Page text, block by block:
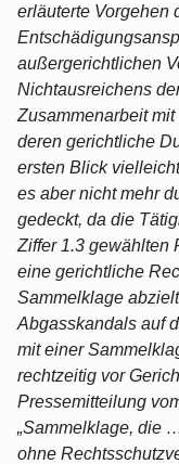
erläuterte Vorgehen
außergerichtlichen
Nichtausreichens
Zusammenarbeit
deren gerichtliche
ersten Blick
es aber nicht mehr
gedeckt, da die
Ziffer 1.3 gewählten
eine gerichtliche
Sammelklage
Abgasskandals auf
mit einer
rechtzeitig vor
Pressemitteilung
„Sammelklage, die
ohne